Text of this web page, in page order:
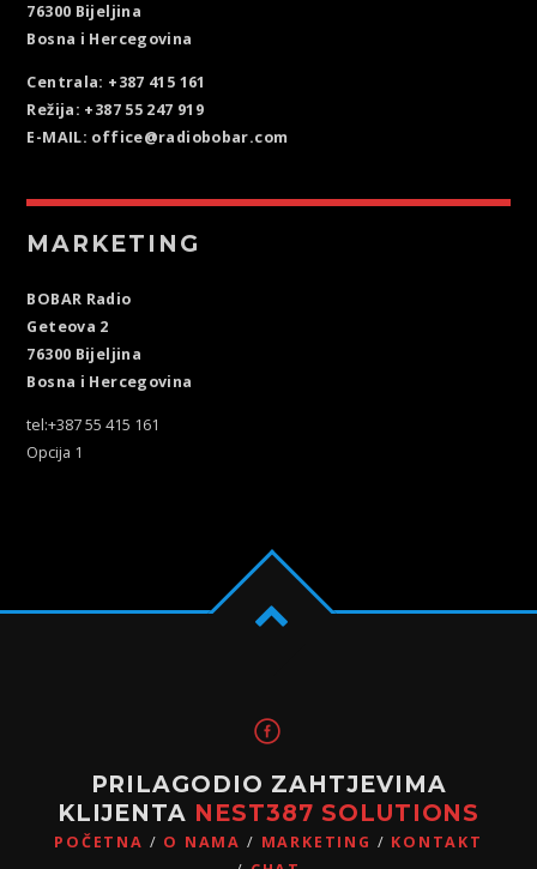
76300 Bijeljina
Bosna i Hercegovina
Centrala: +387 415 161
Režija: +387 55 247 919
E-MAIL: office@radiobobar.com
MARKETING
BOBAR Radio
Geteova 2
76300 Bijeljina
Bosna i Hercegovina
tel:+387 55 415 161
Opcija 1
PRILAGODIO ZAHTJEVIMA
KLIJENTA NEST387 SOLUTIONS
POČETNA O NAMA MARKETING
KONTAKT